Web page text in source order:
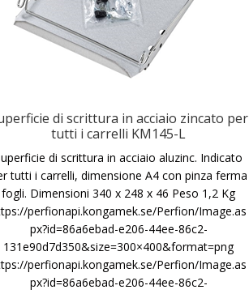
di scrittura in acciaio zincato per
tutti i carrelli KM145-L
di scrittura in acciaio aluzinc. Indicato
tutti i carrelli, dimensione A4 con pinza ferma
fogli. Dimensioni 340 x 248 x 46 Peso 1,2 Kg
perfionapi.kongamek.se/Perfion/Image.as
px?id=86a6ebad-e206-44ee-86c2-
131e90d7d350&size=300×400&format=png
perfionapi.kongamek.se/Perfion/Image.as
px?id=86a6ebad-e206-44ee-86c2-